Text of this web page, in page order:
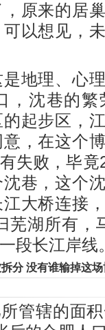
原来的居
以想见，
地理、心
沈巷的繁
起步区，
，在这个
失败，毕
巷，这个
大桥连接
芜湖所有，
段长江岸线
分 没有谁输掉这场
辖的面积